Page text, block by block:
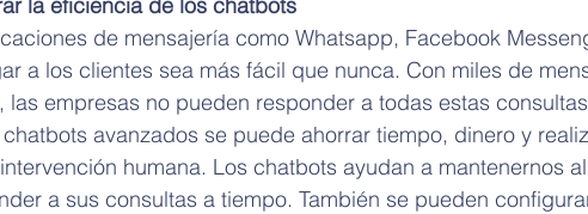
de mensajería como Whatsapp, Facebook
a los clientes sea más fácil que nunca. Con miles de
las empresas no pueden responder a todas estas
avanzados se puede ahorrar tiempo, dinero y
humana. Los chatbots ayudan a mantenernos
a sus consultas a tiempo. También se pueden